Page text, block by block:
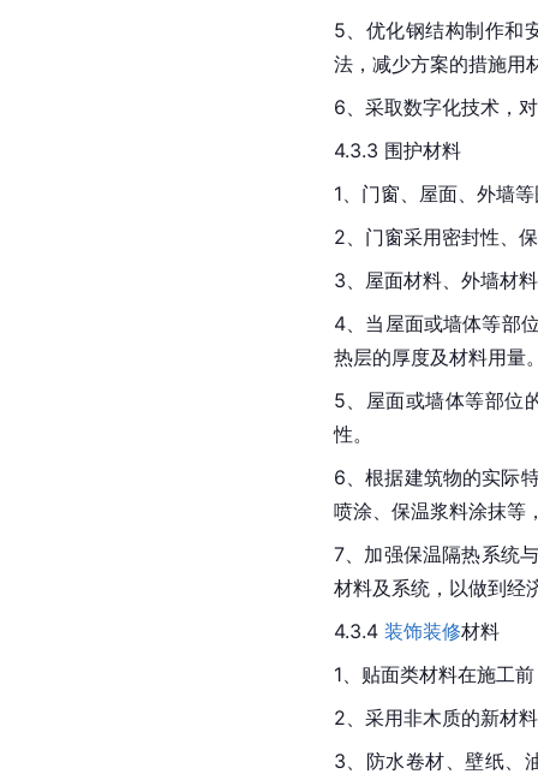
5、优化钢结构制作和
法，减少方案的措施用
6、采取数字化技术，对
4.3.3 围护材料
1、门窗、屋面、外墙
2、门窗采用密封性、
3、屋面材料、外墙材
4、当屋面或墙体等部
热层的厚度及材料用量
5、屋面或墙体等部位
性。
6、根据建筑物的实际
喷涂、保温浆料涂抹等
7、加强保温隔热系统
材料及系统，以做到经
4.3.4 装饰装修材料
1、贴面类材料在施工
2、采用非木质的新材
3、防水卷材、壁纸、